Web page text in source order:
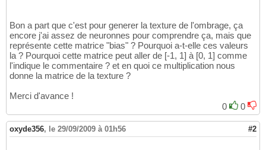
Bon a part que c'est pour generer la texture de l'ombrage, ça
encore j'ai assez de neuronnes pour comprendre ça, mais que
représente cette matrice "bias" ? Pourquoi a-t-elle ces valeurs
la ? Pourquoi cette matrice peut aller de [-1, 1] à [0, 1] comme
l'indique le commentaire ? et en quoi ce multiplication nous
donne la matrice de la texture ?
Merci d'avance !
0
0
oxyde356, le 29/09/2009 à 01h56 #2